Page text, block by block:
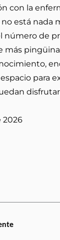
con la
no está nada
número de
más
para
2026